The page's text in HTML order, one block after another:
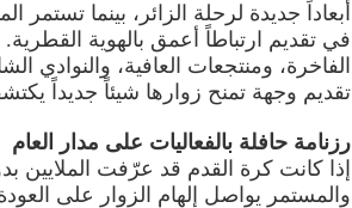
أبعاداً جديدة لرحلة الزائر، بينما تستمر
في تقديم ارتباطاً أعمق بالهوية
الفاخرة، ومنتجعات العافية،
تقديم وجهة تمنح زوارها شيئاً جديداً
رزنامة حافلة بالفعاليات على مدار العام
إذا كانت كرة القدم قد عرّفت الملايين
والمستمر يواصل إلهام الزوار على